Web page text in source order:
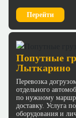
Перейти
Попутные
Лыткарино
Перевозка
отдельного
по нужному
доставку. Услуга
оборудования и